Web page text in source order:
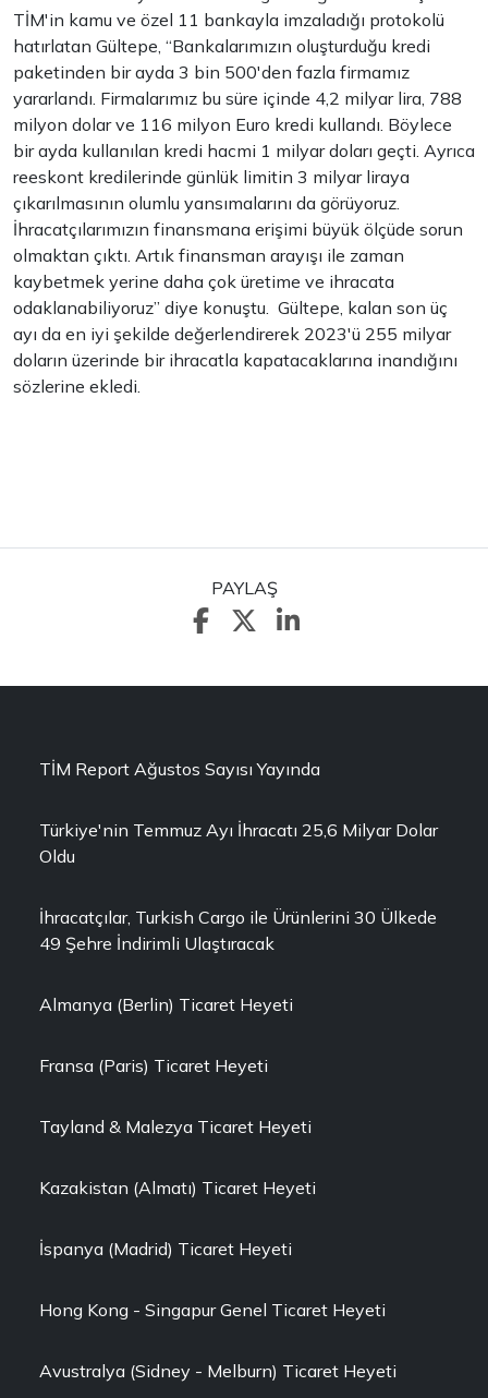
TİM'in kamu ve özel 11 bankayla imzaladığı protokolü
hatırlatan Gültepe, “Bankalarımızın oluşturduğu kredi
paketinden bir ayda 3 bin 500'den fazla firmamız
yararlandı. Firmalarımız bu süre içinde 4,2 milyar lira, 788
milyon dolar ve 116 milyon Euro kredi kullandı. Böylece
bir ayda kullanılan kredi hacmi 1 milyar doları geçti. Ayrıca
reeskont kredilerinde günlük limitin 3 milyar liraya
çıkarılmasının olumlu yansımalarını da görüyoruz.
İhracatçılarımızın finansmana erişimi büyük ölçüde sorun
olmaktan çıktı. Artık finansman arayışı ile zaman
kaybetmek yerine daha çok üretime ve ihracata
odaklanabiliyoruz” diye konuştu. Gültepe, kalan son üç
ayı da en iyi şekilde değerlendirerek 2023'ü 255 milyar
doların üzerinde bir ihracatla kapatacaklarına inandığını
sözlerine ekledi.
PAYLAŞ
TİM Report Ağustos Sayısı Yayında
Türkiye'nin Temmuz Ayı İhracatı 25,6 Milyar Dolar
Oldu
İhracatçılar, Turkish Cargo ile Ürünlerini 30 Ülkede
49 Şehre İndirimli Ulaştıracak
Almanya (Berlin) Ticaret Heyeti
Fransa (Paris) Ticaret Heyeti
Tayland & Malezya Ticaret Heyeti
Kazakistan (Almatı) Ticaret Heyeti
İspanya (Madrid) Ticaret Heyeti
Hong Kong - Singapur Genel Ticaret Heyeti
Avustralya (Sidney - Melburn) Ticaret Heyeti